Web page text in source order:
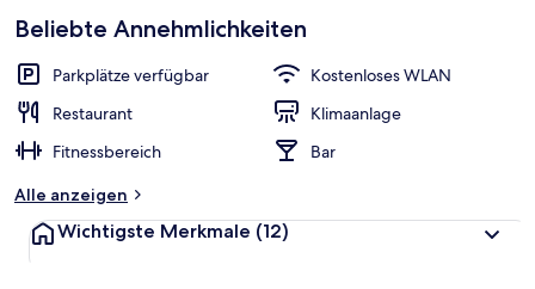
beliebt
b
w
Beliebte Annehmlichkeiten
Parkplätze verfügbar
Kostenloses WLAN
Restaurant
Klimaanlage
Fitnessbereich
Bar
Alle anzeigen
Wichtigste Merkmale (12)